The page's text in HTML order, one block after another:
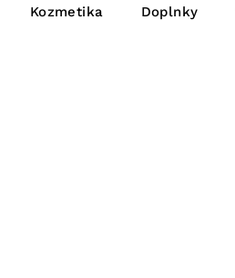
Kozmetika Doplnky